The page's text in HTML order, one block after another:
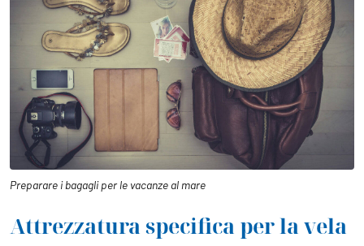
Preparare i bagagli per le vacanze al mare
Attrezzatura specifica per la vela